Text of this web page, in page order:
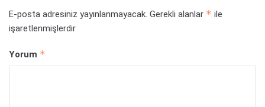
E-posta adresiniz yayınlanmayacak. Gerekli alanlar * ile
işaretlenmişlerdir
Yorum *